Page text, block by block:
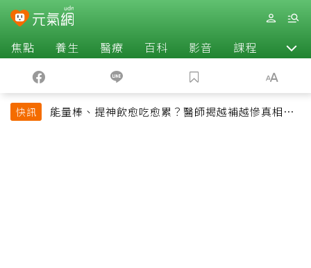
焦點 養生 醫療 百科 影音 課程 退休
快訊
能量棒、提神飲愈吃愈累？醫師揭越補越慘真相：